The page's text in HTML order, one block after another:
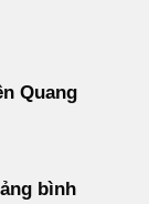
Quang
bình